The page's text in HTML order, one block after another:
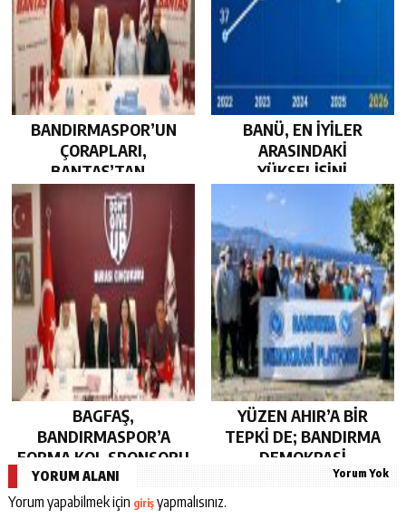
BANDIRMASPOR’UN
ÇORAPLARI,
BANTAŞ’TAN…
BANÜ, EN İYİLER
ARASINDAKİ
YÜKSELİŞİNİ
SÜRDÜRDÜ…
BAGFAŞ,
BANDIRMASPOR’A
FORMA KOL SPONSORU
OLARAK KUCAK AÇTI…
YÜZEN AHIR’A BİR
TEPKİ DE; BANDIRMA
DEMOKRASİ
PLATFORMU’NDAN…
YORUM ALANI Yorum Yok
Yorum yapabilmek için girişyapmalısınız.